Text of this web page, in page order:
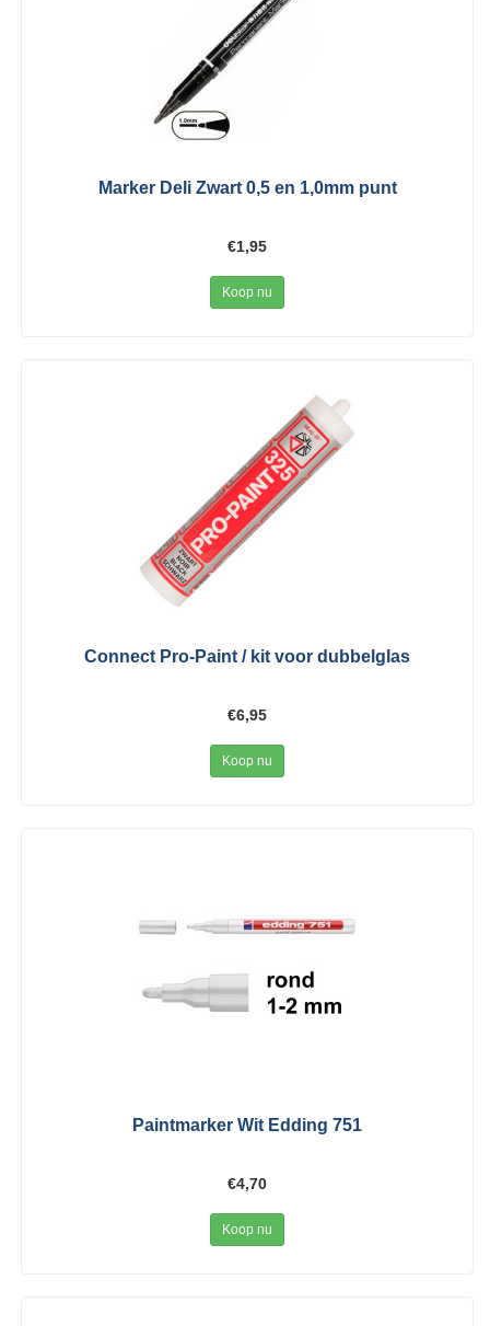
Marker Deli Zwart 0,5 en 1,0mm punt
€1,95
Koop nu
Connect Pro-Paint / kit voor dubbelglas
€6,95
Koop nu
Paintmarker Wit Edding 751
€4,70
Koop nu